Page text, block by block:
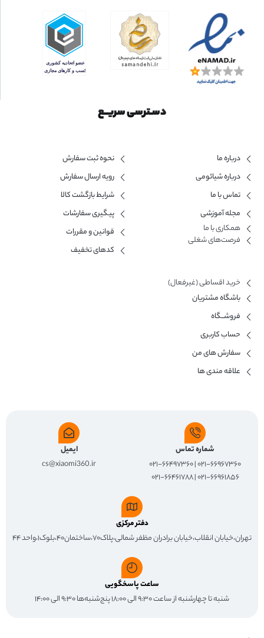
دسـترسی سریــع
درباره ما
درباره شیائومی
تماس با ما
مجله آموزشی
همکاری با ما​
فرصت‌های شغلی
نحوه ثبت سفارش
رویه ارسال سفارش
شرایط بازگشت کالا
پیگیری سفارشات
قوانین و مقررات
کدهای تخفیف
خرید اقساطی (غیرفعال)
باشگاه مشتریان
فروشــگاه
حساب کاربری
سفارش های من
علاقه مندی ها
شماره تماس
۰۲۱-۶۶۹۶۷۳۶۰ | ۰۲۱-۶۶۴۹۷۳۶۰
۰۲۱-۶۶۹۶۱۸۵۶ | ۰۲۱-۶۶۴۶۱۷۸۸
ایمیل
cs@xiaomi360.ir
دفتر مرکزی
تهران،خیابان انقلاب،خیابان برادران مظفر شمالی،پلاک۷۰،ساختمان۴۰،بلوک۱،واحد ۴۴
ساعت پاسخگویی
شنبه تا چهارشنبه از ساعت ۹:۳۰ الی ۱۸:۰۰ پنج‌شنبه‌ها ۹:۳۰ الی ۱۴:۰۰